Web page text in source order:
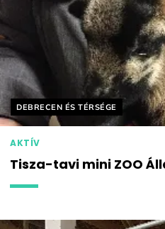
Helyszín címkék:
DEBRECEN ÉS TÉRSÉGE
AKTÍV
Tisza-tavi mini ZOO